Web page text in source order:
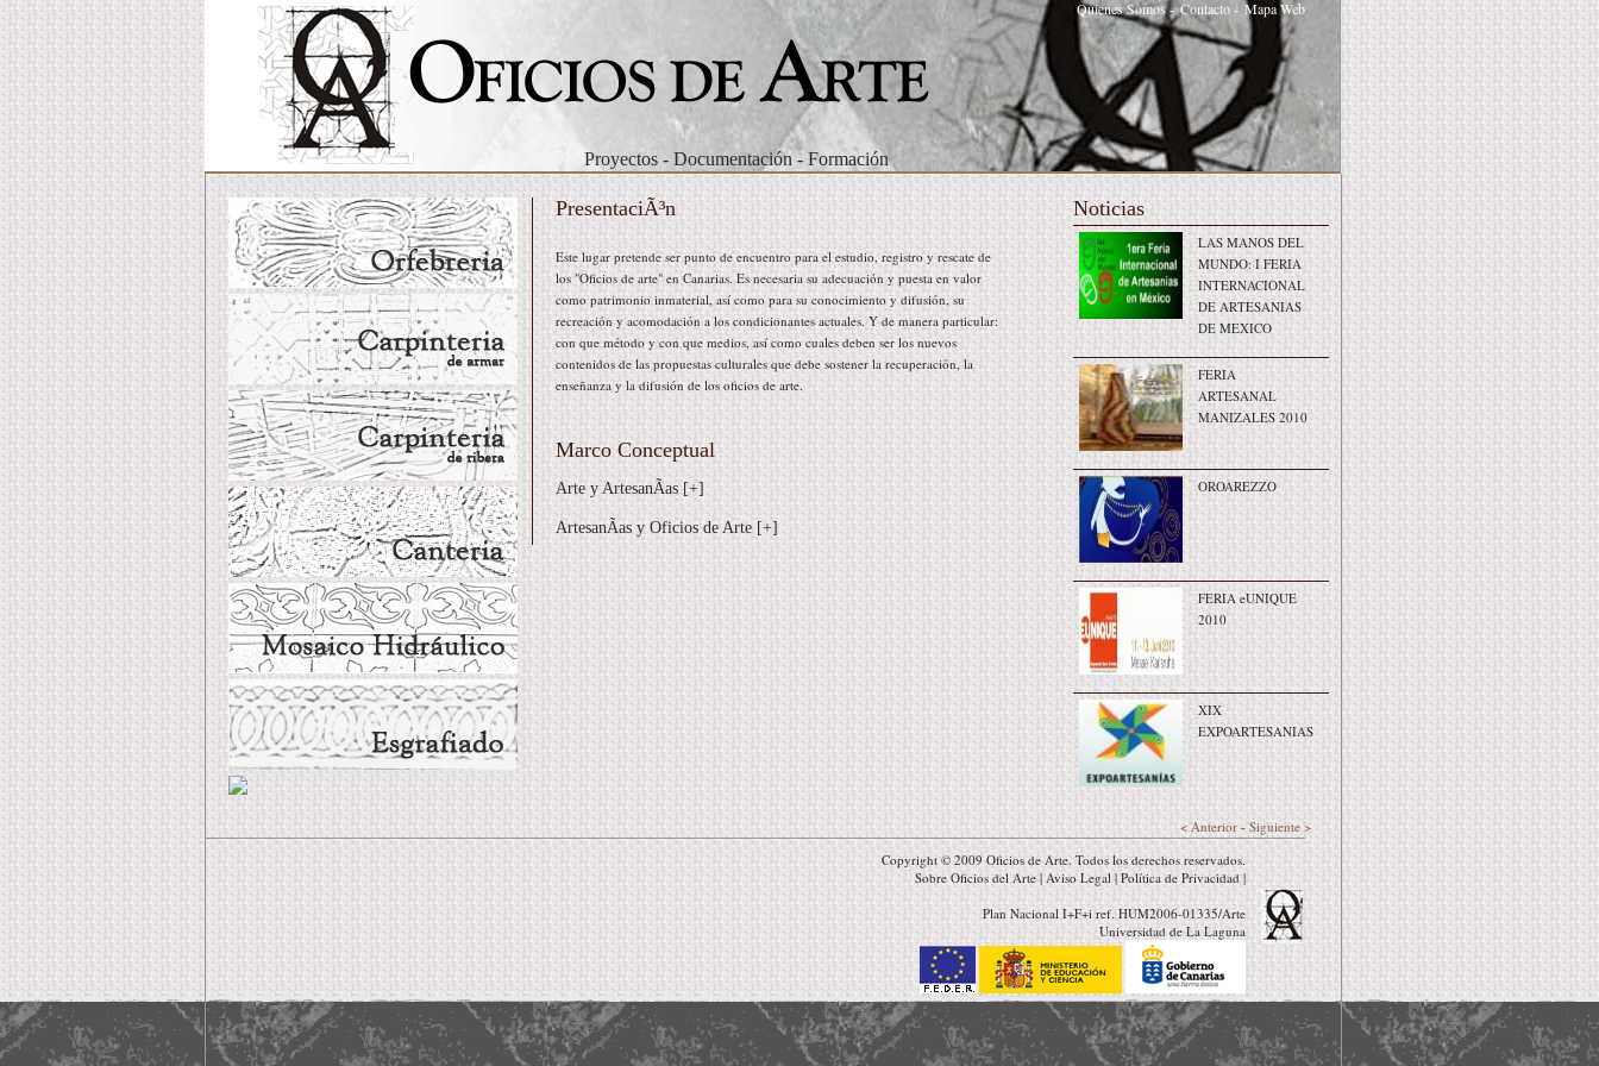
Mapa Web
Contacto-
Quienes Somos-
Proyectos - Documentación - Formación
PresentaciÃ³n
Este lugar pretende ser punto de encuentro para el estudio, registro y rescate de
los "Oficios de arte" en Canarias. Es necesaria su adecuación y puesta en valor
como patrimonio inmaterial, así como para su conocimiento y difusión, su
recreación y acomodación a los condicionantes actuales. Y de manera particular:
con que método y con que medios, así como cuales deben ser los nuevos
contenidos de las propuestas culturales que debe sostener la recuperación, la
enseñanza y la difusión de los oficios de arte.
Marco Conceptual
Arte y ArtesanÃ­as [+]
ArtesanÃ­as y Oficios de Arte [+]
Noticias
LAS MANOS DEL
MUNDO: I FERIA
INTERNACIONAL
DE ARTESANIAS
DE MEXICO
FERIA
ARTESANAL
MANIZALES 2010
OROAREZZO
FERIA eUNIQUE
2010
XIX
EXPOARTESANIAS
< Anterior -Siguiente >
Copyright © 2009 Oficios de Arte. Todos los derechos reservados.
Sobre Oficios del Arte|Aviso Legal|Política de Privacidad|
Plan Nacional I+F+i ref. HUM2006-01335/Arte
Universidad de La Laguna